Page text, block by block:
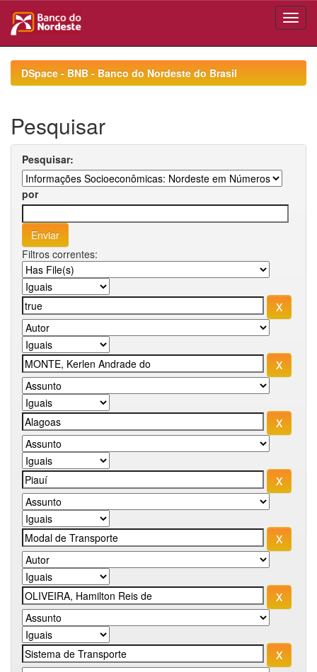
navigationDSpace - BNB - Banco do Nordeste do Brasil
Pesquisar
Pesquisar:
por
Filtros correntes: